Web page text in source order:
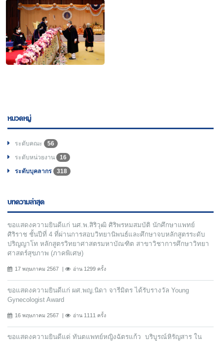
หมวดหมู่
ระดับคณะ
56
ระดับหน่วยงาน
16
ระดับบุคลากร
318
บทความล่าสุด
ขอแสดงความยินดีแก่ นศ.พ.สิริวุฒิ ศิริพรหมสมบัติ นักศึกษาแพทย์
ศิริราช ชั้นปีที่ 4 ที่ผ่านการสอบวิทยานิพนธ์และศึกษาจบหลักสูตรระดับ
ปริญญาโท หลักสูตรวิทยาศาสตรมหาบัณฑิต สาขาวิชาการศึกษาวิทยา
ศาสตร์สุขภาพ (ภาคพิเศษ)
17 พฤษภาคม 2567 อ่าน 1299 ครั้ง
ขอแสดงความยินดีแก่ ผศ.พญ.นิดา จารีมิตร ได้รับรางวัล Young
Gynecologist Award
16 พฤษภาคม 2567 อ่าน 1111 ครั้ง
ขอแสดงความยินดีแด่ ทันตแพทย์หญิงฉัตรแก้ว บริบูรณ์หิรัญสาร ใน